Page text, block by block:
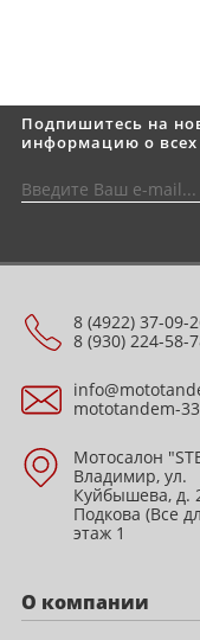
Подпишитесь на
информацию о
8 (4922) 37-09-
8 (930) 224-58-
mototandem-
Мотосалон
Владимир, ул.
Куйбышева, д.
Подкова (Все
этаж 1
О компании